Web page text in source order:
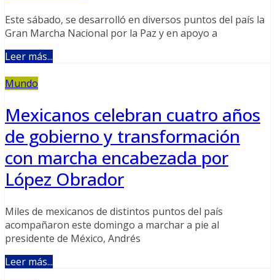
Este sábado, se desarrolló en diversos puntos del país la
Gran Marcha Nacional por la Paz y en apoyo a
Leer más...
Mundo
Mexicanos celebran cuatro años
de gobierno y transformación
con marcha encabezada por
López Obrador
Miles de mexicanos de distintos puntos del país
acompañaron este domingo a marchar a pie al
presidente de México, Andrés
Leer más...